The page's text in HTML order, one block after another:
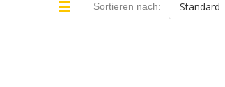
Sortieren nach: